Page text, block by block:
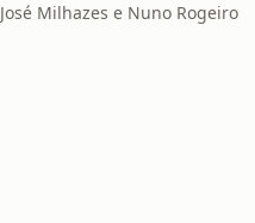
José Milhazes e Nuno Rogeiro